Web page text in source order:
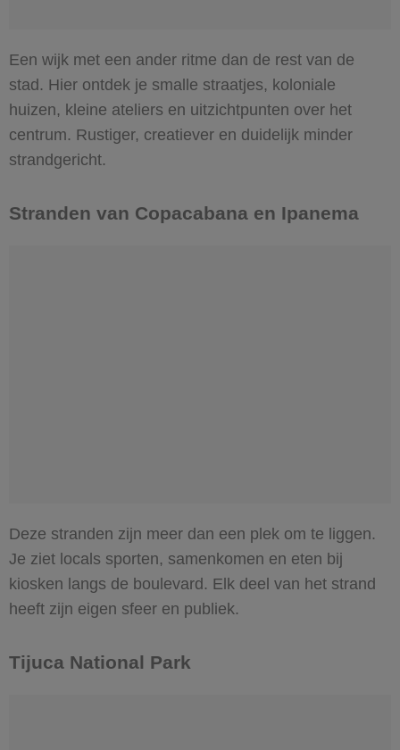
Een wijk met een ander ritme dan de rest van de
stad. Hier ontdek je smalle straatjes, koloniale
huizen, kleine ateliers en uitzichtpunten over het
centrum. Rustiger, creatiever en duidelijk minder
strandgericht.
Stranden van Copacabana en Ipanema
Deze stranden zijn meer dan een plek om te liggen.
Je ziet locals sporten, samenkomen en eten bij
kiosken langs de boulevard. Elk deel van het strand
heeft zijn eigen sfeer en publiek.
Tijuca National Park